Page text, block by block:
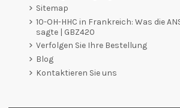
Sitemap
10-OH-HHC in Frankreich: Was die
sagte | GBZ420
Verfolgen Sie Ihre Bestellung
Blog
Kontaktieren Sie uns